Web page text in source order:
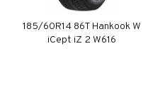
185/60R14 86T Hankook W
iCept iZ 2 W616